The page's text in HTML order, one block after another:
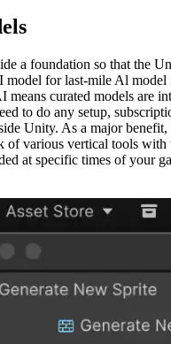
a foundation so that the
model for last-mile Al
means curated models are
to do any setup,
Unity. As a major benefit,
of various vertical tools
at specific times of your